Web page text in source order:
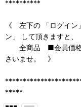
**********
《 左下の 「ログイン
ン」 して頂きますと、
全商品 ■会員価格
さいませ。 》
*****